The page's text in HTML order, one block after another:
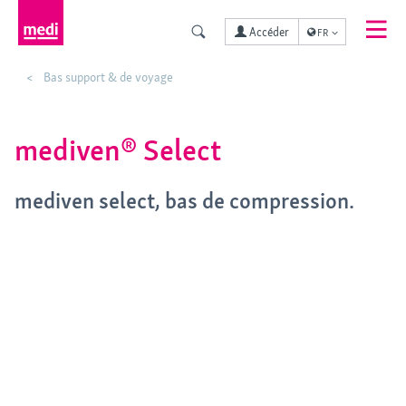
Accéder FR
Bas support & de voyage
mediven® Select
mediven select, bas de compression.